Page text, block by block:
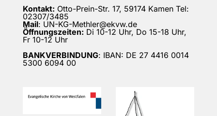
Kontakt: Otto-Prein-Str. 17, 59174 Kamen Tel:
02307/3485
Mail: UN-KG-Methler@ekvw.de
Öffnungszeiten: Di 10-12 Uhr, Do 15-18 Uhr,
Fr 10-12 Uhr
BANKVERBINDUNG: IBAN: DE 27 4416 0014
5300 6094 00